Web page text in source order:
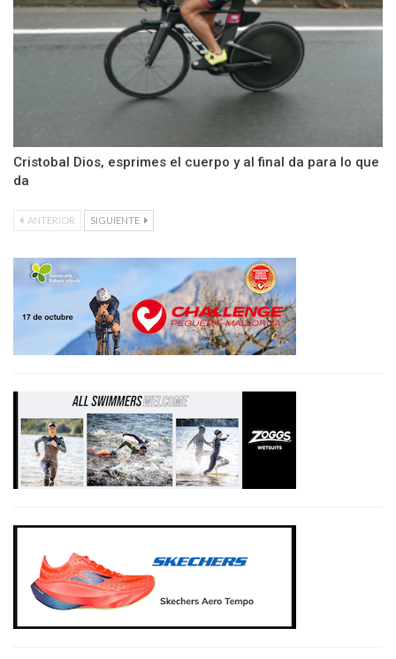
Cristobal Dios, esprimes el cuerpo y al final da para lo que
da
ANTERIOR SIGUIENTE